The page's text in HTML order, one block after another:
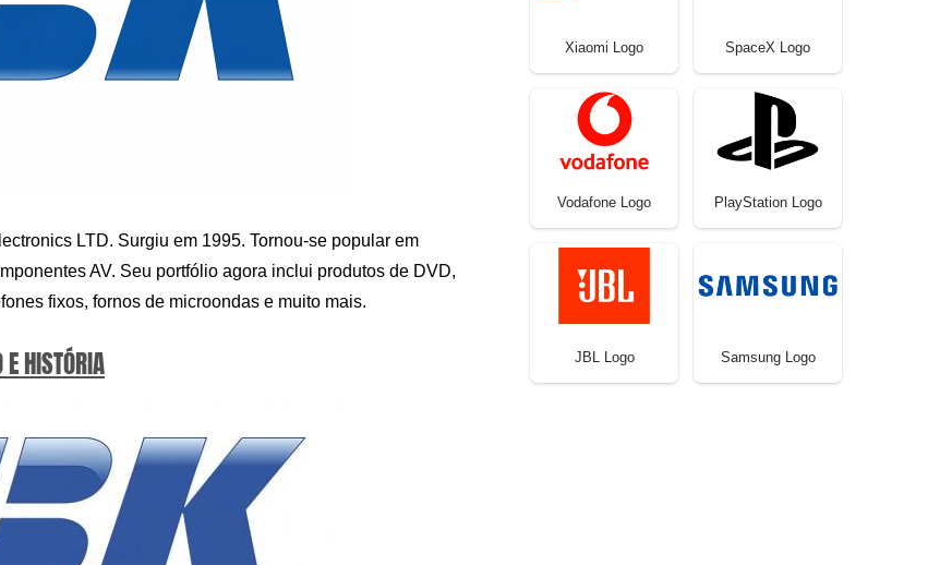
LTD. Surgiu em 1995. Tornou-se popular em
AV. Seu portfólio agora inclui produtos de DVD,
fixos, fornos de microondas e muito mais.
HISTÓRIA
Xiaomi Logo SpaceX Logo
Vodafone Logo PlayStation Logo
JBL Logo Samsung Logo